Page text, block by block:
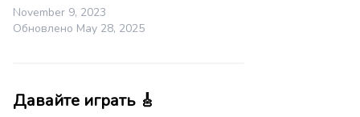
November 9, 2023
Обновлено May 28, 2025
Давайте играть 🎸